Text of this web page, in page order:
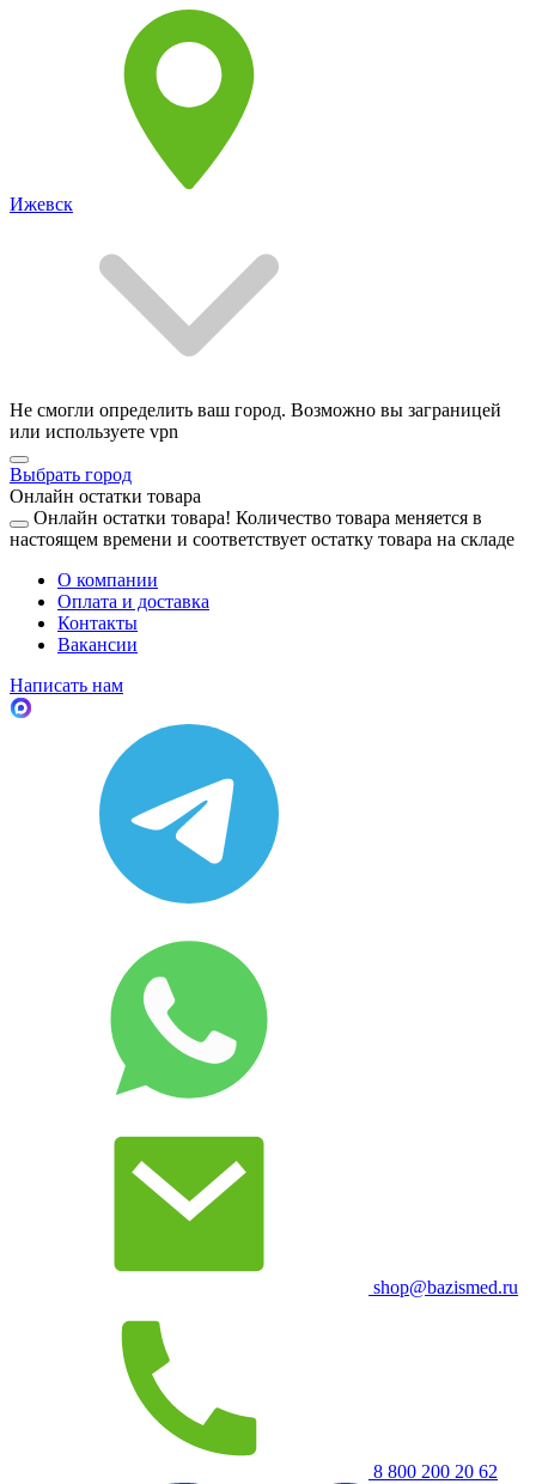
Ижевск
Не смогли определить ваш город. Возможно вы заграницей
или используете vpn
Выбрать город
Онлайн остатки товара
Онлайн остатки товара! Количество товара меняется в
настоящем времени и соответствует остатку товара на складе
О компании
Оплата и доставка
Контакты
Вакансии
Написать нам
shop@bazismed.ru
8 800 200 20 62